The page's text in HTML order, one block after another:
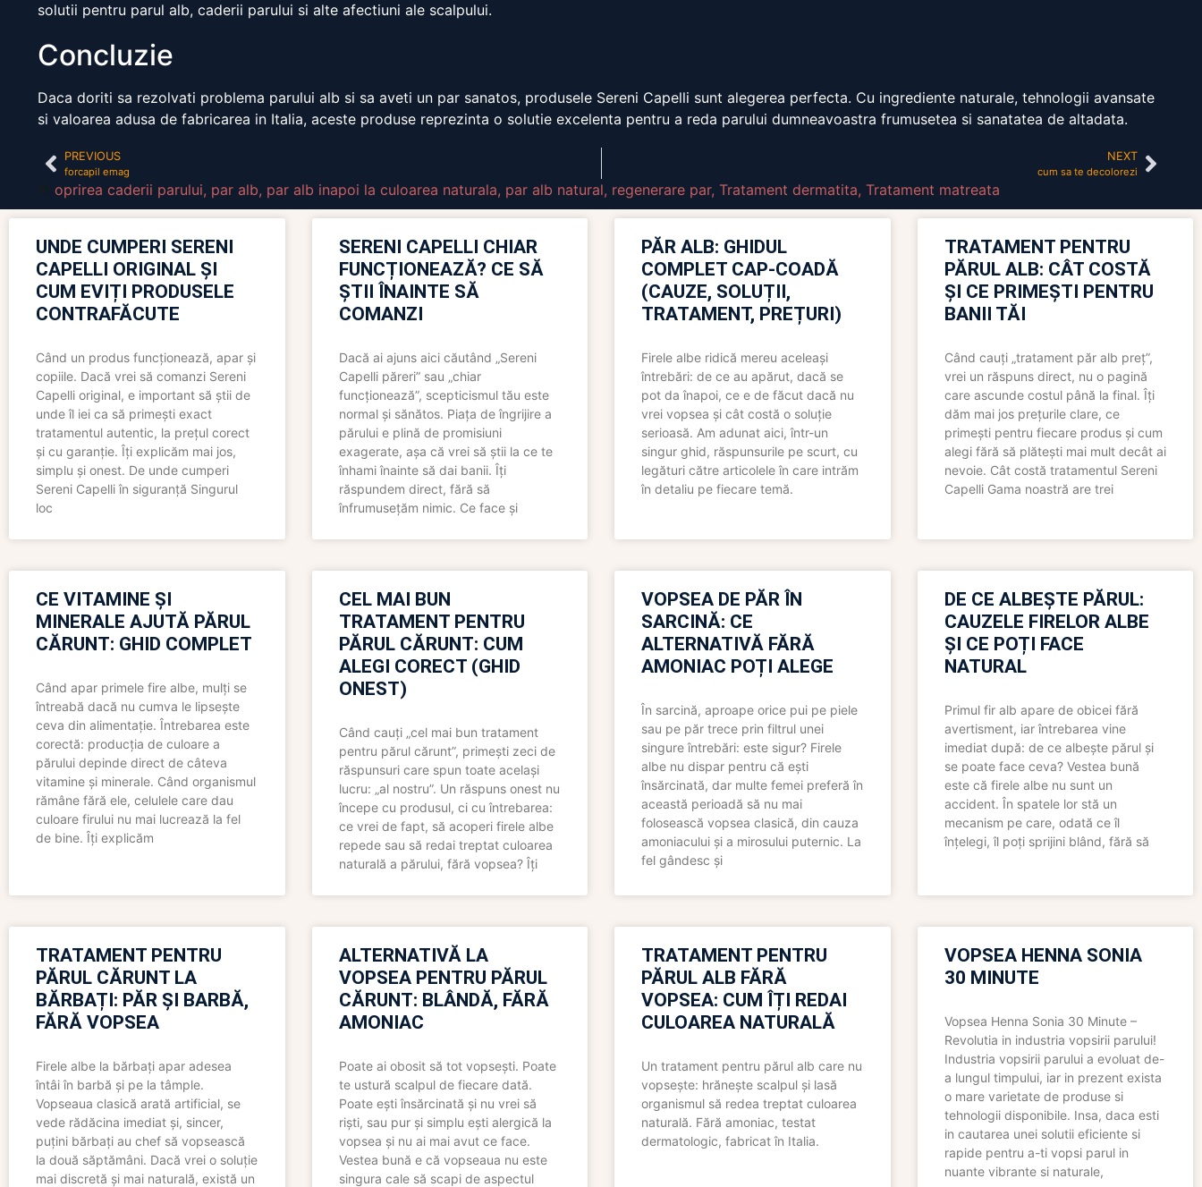
solutii pentru parul alb, caderii parului si alte afectiuni ale scalpului.
Concluzie
Daca doriti sa rezolvati problema parului alb si sa aveti un par sanatos, produsele Sereni Capelli sunt alegerea perfecta. Cu ingrediente naturale, tehnologii avansate
si valoarea adusa de fabricarea in Italia, aceste produse reprezinta o solutie excelenta pentru a reda parului dumneavoastra frumusetea si sanatatea de altadata.
PREVIOUS
forcapil emag
NEXT
cum sa te decolorezi
oprirea caderii parului, par alb, par alb inapoi la culoarea naturala, par alb natural, regenerare par, Tratament dermatita, Tratament matreata
UNDE CUMPERI SERENI
CAPELLI ORIGINAL ȘI
CUM EVIȚI PRODUSELE
CONTRAFĂCUTE
Când un produs funcționează, apar și
copiile. Dacă vrei să comanzi Sereni
Capelli original, e important să știi de
unde îl iei ca să primești exact
tratamentul autentic, la prețul corect
și cu garanție. Îți explicăm mai jos,
simplu și onest. De unde cumperi
Sereni Capelli în siguranță Singurul
loc
SERENI CAPELLI CHIAR
FUNCȚIONEAZĂ? CE SĂ
ȘTII ÎNAINTE SĂ
COMANZI
Dacă ai ajuns aici căutând „Sereni
Capelli păreri” sau „chiar
funcționează”, scepticismul tău este
normal și sănătos. Piața de îngrijire a
părului e plină de promisiuni
exagerate, așa că vrei să știi la ce te
înhami înainte să dai banii. Îți
răspundem direct, fără să
înfrumusețăm nimic. Ce face și
PĂR ALB: GHIDUL
COMPLET CAP-COADĂ
(CAUZE, SOLUȚII,
TRATAMENT, PREȚURI)
Firele albe ridică mereu aceleași
întrebări: de ce au apărut, dacă se
pot da înapoi, ce e de făcut dacă nu
vrei vopsea și cât costă o soluție
serioasă. Am adunat aici, într-un
singur ghid, răspunsurile pe scurt, cu
legături către articolele în care intrăm
în detaliu pe fiecare temă.
TRATAMENT PENTRU
PĂRUL ALB: CÂT COSTĂ
ȘI CE PRIMEȘTI PENTRU
BANII TĂI
Când cauți „tratament păr alb preț”,
vrei un răspuns direct, nu o pagină
care ascunde costul până la final. Îți
dăm mai jos prețurile clare, ce
primești pentru fiecare produs și cum
alegi fără să plătești mai mult decât ai
nevoie. Cât costă tratamentul Sereni
Capelli Gama noastră are trei
CE VITAMINE ȘI
MINERALE AJUTĂ PĂRUL
CĂRUNT: GHID COMPLET
Când apar primele fire albe, mulți se
întreabă dacă nu cumva le lipsește
ceva din alimentație. Întrebarea este
corectă: producția de culoare a
părului depinde direct de câteva
vitamine și minerale. Când organismul
rămâne fără ele, celulele care dau
culoare firului nu mai lucrează la fel
de bine. Îți explicăm
CEL MAI BUN
TRATAMENT PENTRU
PĂRUL CĂRUNT: CUM
ALEGI CORECT (GHID
ONEST)
Când cauți „cel mai bun tratament
pentru părul cărunt”, primești zeci de
răspunsuri care spun toate același
lucru: „al nostru”. Un răspuns onest nu
începe cu produsul, ci cu întrebarea:
ce vrei de fapt, să acoperi firele albe
repede sau să redai treptat culoarea
naturală a părului, fără vopsea? Îți
VOPSEA DE PĂR ÎN
SARCINĂ: CE
ALTERNATIVĂ FĂRĂ
AMONIAC POȚI ALEGE
În sarcină, aproape orice pui pe piele
sau pe păr trece prin filtrul unei
singure întrebări: este sigur? Firele
albe nu dispar pentru că ești
însărcinată, dar multe femei preferă în
această perioadă să nu mai
folosească vopsea clasică, din cauza
amoniacului și a mirosului puternic. La
fel gândesc și
DE CE ALBEȘTE PĂRUL:
CAUZELE FIRELOR ALBE
ȘI CE POȚI FACE
NATURAL
Primul fir alb apare de obicei fără
avertisment, iar întrebarea vine
imediat după: de ce albește părul și
se poate face ceva? Vestea bună
este că firele albe nu sunt un
accident. În spatele lor stă un
mecanism pe care, odată ce îl
înțelegi, îl poți sprijini blând, fără să
TRATAMENT PENTRU
PĂRUL CĂRUNT LA
BĂRBAȚI: PĂR ȘI BARBĂ,
FĂRĂ VOPSEA
Firele albe la bărbați apar adesea
întâi în barbă și pe la tâmple.
Vopseaua clasică arată artificial, se
vede rădăcina imediat și, sincer,
puțini bărbați au chef să vopsească
la două săptămâni. Dacă vrei o soluție
mai discretă și mai naturală, există un
ALTERNATIVĂ LA
VOPSEA PENTRU PĂRUL
CĂRUNT: BLÂNDĂ, FĂRĂ
AMONIAC
Poate ai obosit să tot vopsești. Poate
te ustură scalpul de fiecare dată.
Poate ești însărcinată și nu vrei să
riști, sau pur și simplu ești alergică la
vopsea și nu ai mai avut ce face.
Vestea bună e că vopseaua nu este
singura cale să scapi de aspectul
TRATAMENT PENTRU
PĂRUL ALB FĂRĂ
VOPSEA: CUM ÎȚI REDAI
CULOAREA NATURALĂ
Un tratament pentru părul alb care nu
vopsește: hrănește scalpul și lasă
organismul să redea treptat culoarea
naturală. Fără amoniac, testat
dermatologic, fabricat în Italia.
VOPSEA HENNA SONIA
30 MINUTE
Vopsea Henna Sonia 30 Minute –
Revolutia in industria vopsirii parului!
Industria vopsirii parului a evoluat de-
a lungul timpului, iar in prezent exista
o mare varietate de produse si
tehnologii disponibile. Insa, daca esti
in cautarea unei solutii eficiente si
rapide pentru a-ti vopsi parul in
nuante vibrante si naturale,